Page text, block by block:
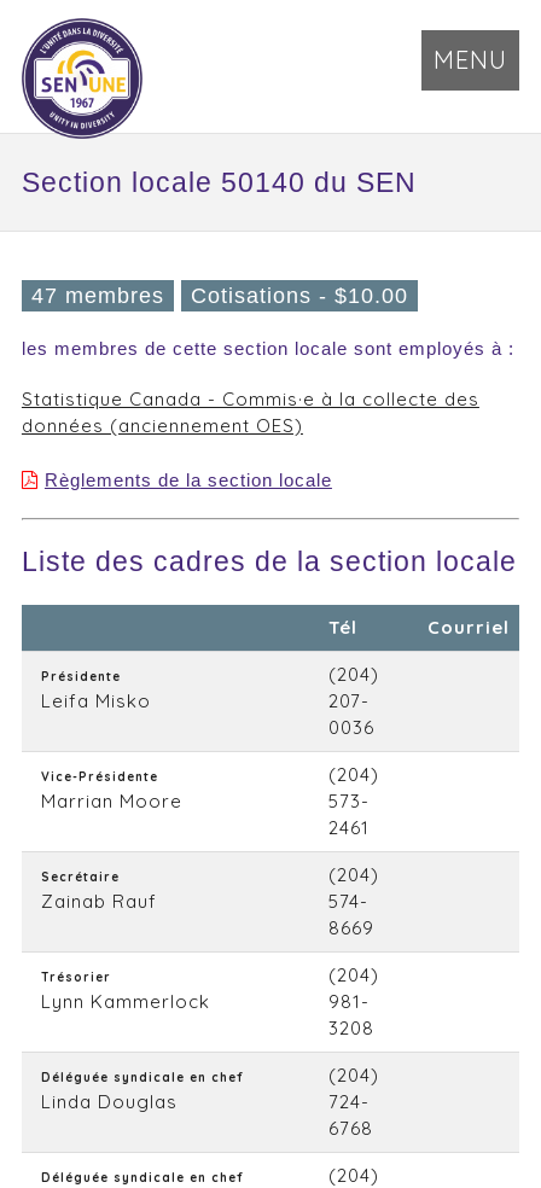
MENU
Section locale 50140 du SEN
47 membres Cotisations - $10.00
les membres de cette section locale sont employés à :
Statistique Canada - Commis·e à la collecte des
données (anciennement OES)
Règlements de la section locale
Liste des cadres de la section locale
Tél Courriel
Présidente
Leifa Misko
(204)
207-
0036
Vice-Présidente
Marrian Moore
(204)
573-
2461
Secrétaire
Zainab Rauf
(204)
574-
8669
Trésorier
Lynn Kammerlock
(204)
981-
3208
Déléguée syndicale en chef
Linda Douglas
(204)
724-
6768
Déléguée syndicale en chef
(204)